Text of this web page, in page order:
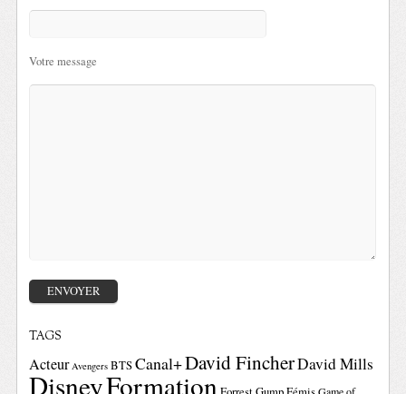
Votre message
TAGS
Acteur Avengers BTSCanal+David FincherDavid Mills
DisneyFormation